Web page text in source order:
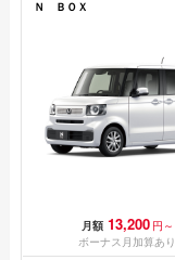
Ｎ ＢＯＸ
月額 13,200 円～
ボーナス月加算あり